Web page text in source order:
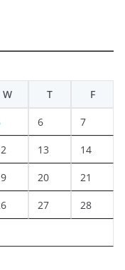
W T F
6 7
13 14
20 21
27 28